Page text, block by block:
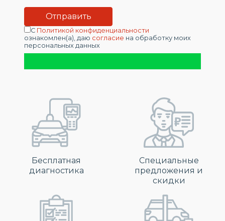
С Политикой конфиденциальности
ознакомлен(а), даю согласие на обработку моих
персональных данных
Бесплатная
диагностика
Специальные
предложения и
скидки